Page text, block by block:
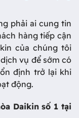
phải ai cung tin
hàng tiếp cận
của chúng tôi
vụ để sớm có
định trở lại khi
động.
Daikin số 1 tại